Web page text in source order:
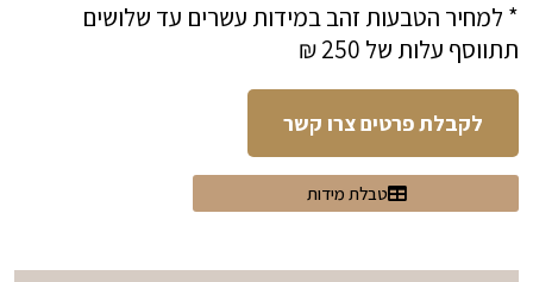
* למחיר הטבעות זהב במידות עשרים עד שלושים
תתווסף עלות של 250 ₪
לקבלת פרטים צרו קשר
טבלת מידות